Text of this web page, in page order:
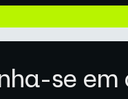
se em